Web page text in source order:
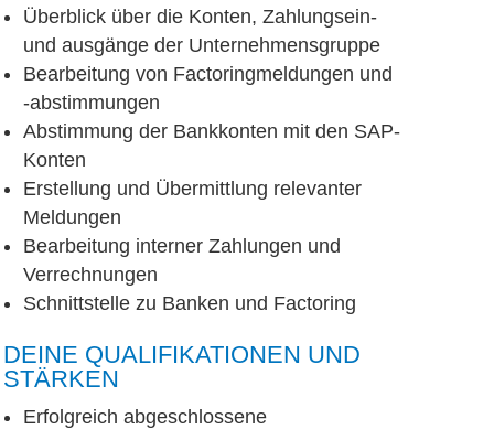
Überblick über die Konten, Zahlungsein-
und ausgänge der Unternehmensgruppe
Bearbeitung von Factoringmeldungen und
-abstimmungen
Abstimmung der Bankkonten mit den SAP-
Konten
Erstellung und Übermittlung relevanter
Meldungen
Bearbeitung interner Zahlungen und
Verrechnungen
Schnittstelle zu Banken und Factoring
DEINE QUALIFIKATIONEN UND
STÄRKEN
Erfolgreich abgeschlossene